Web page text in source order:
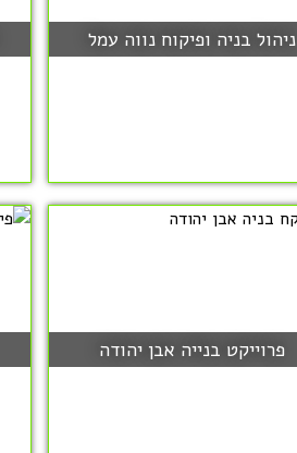
ניהול בניה ופיקוח נווה עמל
פרוייקט בנייה אבן יהודה